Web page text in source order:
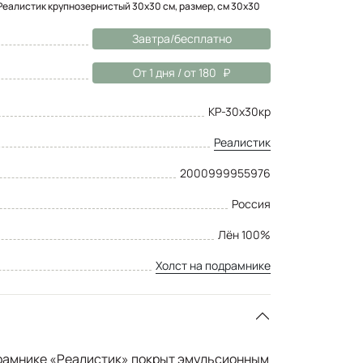
крупнозернистый 30x30 см, размер, см 30x30
Завтра/бесплатно
От 1 дня / от 180
КР-30х30кр
Реалистик
2000999955976
Россия
Лён 100%
Холст на подрамнике
«Реалистик» покрыт эмульсионным